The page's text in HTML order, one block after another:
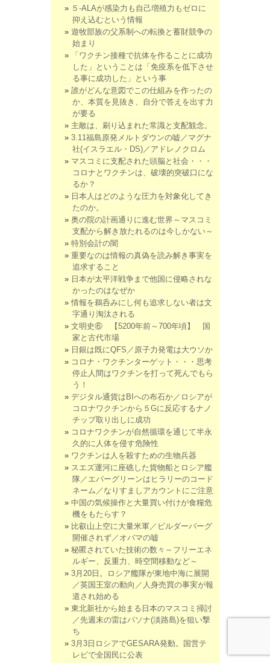
５-ALAが感染力も自己増殖力もゼロに
抑え込むという情報
遊牧部族の父系制への転換と蓄財競争の
始まり
「ワクチン接種で抗体を作ることに成功
した」ということは「免疫系を低下させ
る事に成功した」という事
誰がどんな意図でこの仕組みを作ったの
か、本質を見抜き、自分で答えを出す力
が要る
主敵は、刷り込まれた常識と支配観念。
3.11福島原発メルトダウンの嘘／マグナ
社(イスラエル・DS)／アドレノクロム
マスコミに支配された頭脳と社会・・・
コロナとワクチンは、破壊的突破口にな
るか？
日本人はどのような圧力を対象化してき
たのか。
奥の院の計画通りに進む世界～マスコミ
支配から解き放たれるのは今しかない～
特別会計の闇
重要なのは情報の真偽を読み解き事実を
追求すること
日本が太平洋戦争まで他国に侵略されな
かったのはなぜか
情報を鵜呑みにし何も追求しない者は文
字通り淘汰される
文明史⑥ 【5200年前～700年頃】 国
家と古代市場
日銀は既にQFS／原子力発電は大ウソか
コロナ・ワクチンターゲット・・・思考
停止人間はワクチンを打って死んでもら
う！
デジタル通貨はBIへの布石か／ロシアが
コロナワクチンから５Gに反応するナノ
チップ取り出しに成功
コロナワクチンが自然循環を通じて半永
久的に人体を侵す危険性
ワクチンは人を殺すための生物兵器
スエズ運河に座礁した貨物船とロシア艦
隊／エバーグリーンはヒラリーのコード
ネーム／なりすましアカウントにご注意
中国の気候操作と大量買い付けが食糧危
機をもたらす？
比叡山上空に大量米軍／ビルダーバーグ
開催されず／オバマの嘘
秘匿されていた技術の数々～フリーエネ
ルギー、反重力、時空間移動など～
3月20日。ロシア艦隊が東地中海に展開
／英国王室の動向／人身売買の事実が報
道され始める
東北新社から始まる日本のマスコミ掃討
／先週末の雷はパソナ(淡路島)を狙い撃
ち
3月3日ロシアでGESARA発動。国営テ
レビで全国民に公表